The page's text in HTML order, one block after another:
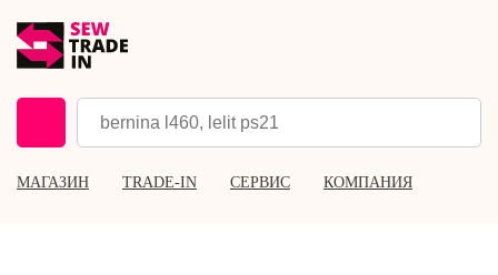
МАГАЗИН TRADE-IN СЕРВИС КОМПАНИЯ